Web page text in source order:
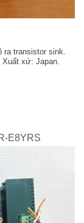
ra transistor sink.
xứ: Japan.
E8YRS